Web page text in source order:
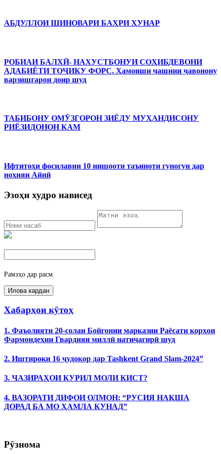
АБДУЛЛОИ ШИНОВАРИ БАҲРИ ҲУНАР
РОБИАИ БАЛХӢ- НАХУСТБОНУИ СОҲИБДЕВОНИ
АДАБИЁТИ ТОҶИКУ ФОРС. Ҳамоиши ҷашнии ҷавонону
варзишгарон доир шуд
ТАБИБОНУ ОМӮЗГОРОН ЗИЁДУ МУҲАНДИСОНУ
РИЁЗИДОНОН КАМ
Ифтитоҳи фосилавии 10 иншооти таъиноти гуногун дар
ноҳияи Айнӣ
Эзоҳи худро нависед
Рамзҳо дар расм
Хабарҳои кӯтоҳ
1. Фаъолияти 20-солаи Бойгонии марказии Раёсати корҳои
Фармондеҳии Гвардияи миллӣ натиҷагирӣ шуд
2. Иштироки 16 ҷудокор дар Tashkent Grand Slam-2024”
3. ҶАЗИРАҲОИ КУРИЛ МОЛИ КИСТ?
4. ВАЗОРАТИ ДИФОИ ОЛМОН: “РУСИЯ НАҚША
ДОРАД БА МО ҲАМЛА КУНАД”
Рӯзнома